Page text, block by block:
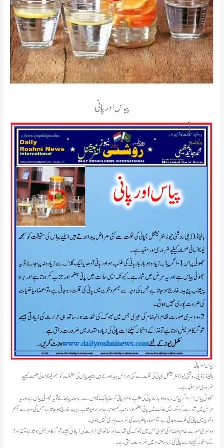
پیاس اور پانی
پیاس اور پانی
ہالینڈ(ڈیلی روشنی نیوز انٹرنیشنل )پانی کی قلت سے کئی امراض پیدا ہوتے ہیں اسلیے پیاس کی حقیقت کو سمجھ لینا انسانی صحت کیلیے
ضروری اور مفید ہے۔
جھوٹی پیاس:1-اگر پیاس زیادہ ہو بار بار پانی کی طلب ہو اور پانی آدھا یا ایک گلاس سے زیادہ نہ پیا جائے تو یہ جھوٹی پیاس ہے اور یہ
مرض میں شمار ہے۔ کیونکہ ایسی حالت میں پانی ہضم اور جزب کم ہوتا ہے اور براہ پیشاب یا پسینہ خارج ہو جاتا ہے جس کی وجہ سے جسم
و خون میں پانی کی قلت رہ جاتی ہے ،تو اعضاء یا خلیات کی ضروت پوری نہیں ہوتی ۔
2-دوسری صورت نظام انہضام کی تیزی جس میں بھوک کی شدت اور ساتھ ہی حرارت کی زیادتی جیسے شوگر کا مریض ہوتا ہے تو غذا
کے استحالہ کیلئے اسے پانی کی زیادہ مقدار میں ضرورت رہتی ہے۔